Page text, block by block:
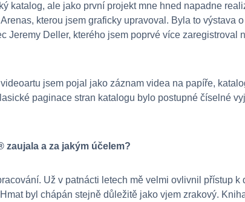
katalog, ale jako první projekt mne hned napadne
kterou jsem graficky upravoval. Byla to výstava
Jeremy Deller, kterého jsem poprvé více zaregistroval
jsem pojal jako záznam videa na papíře,
paginace stran katalogu bylo postupné číselné
a za jakým účelem?
Už v patnácti letech mě velmi ovlivnil přístup k
byl chápán stejně důležitě jako vjem zrakový.